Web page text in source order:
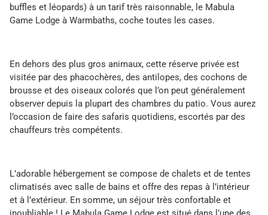
buffles et léopards) à un tarif très raisonnable, le Mabula
Game Lodge à Warmbaths, coche toutes les cases.
En dehors des plus gros animaux, cette réserve privée est
visitée par des phacochères, des antilopes, des cochons de
brousse et des oiseaux colorés que l’on peut généralement
observer depuis la plupart des chambres du patio. Vous aurez
l’occasion de faire des safaris quotidiens, escortés par des
chauffeurs très compétents.
L’adorable hébergement se compose de chalets et de tentes
climatisés avec salle de bains et offre des repas à l’intérieur
et à l’extérieur. En somme, un séjour très confortable et